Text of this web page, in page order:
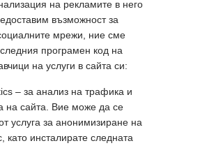
на рекламите в него
възможност за
мрежи, ние сме
програмен код на
на услуги в сайта си:
– за анализ на трафика и
на сайта. Вие може да се
услуга за анонимизиране на
като инсталирате следната